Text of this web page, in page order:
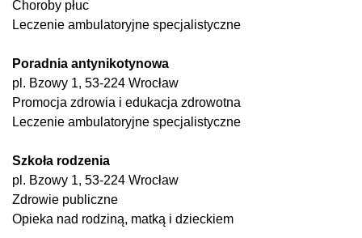
Choroby płuc
Leczenie ambulatoryjne specjalistyczne
Poradnia antynikotynowa
pl. Bzowy 1, 53-224 Wrocław
Promocja zdrowia i edukacja zdrowotna
Leczenie ambulatoryjne specjalistyczne
Szkoła rodzenia
pl. Bzowy 1, 53-224 Wrocław
Zdrowie publiczne
Opieka nad rodziną, matką i dzieckiem